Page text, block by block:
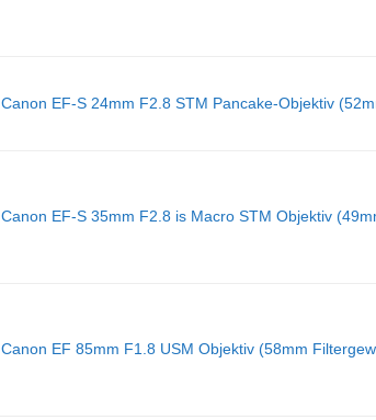
Canon EF-S 24mm F2.8 STM Pancake-Objektiv
Canon EF-S 35mm F2.8 is Macro STM Objektiv
Canon EF 85mm F1.8 USM Objektiv (58mm